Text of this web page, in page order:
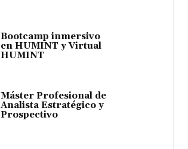
Bootcamp inmersivo
en HUMINT y Virtual
HUMINT
Máster Profesional de
Analista Estratégico y
Prospectivo